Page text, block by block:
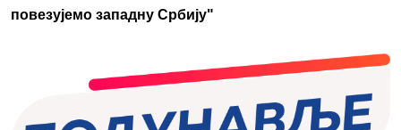
повезујемо западну Србију"